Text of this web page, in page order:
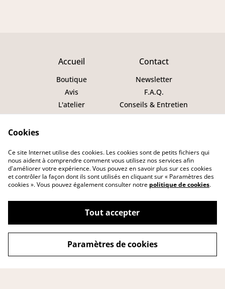
Accueil
Boutique
Avis
L'atelier
Engagements
Contact
Newsletter
F.A.Q.
Conseils & Entretien
Service Après Vente
confidentialité
Politique de cookies
Tous droits réservés
©2026DITHYRAMBIK
Cookies
Ce site Internet utilise des cookies. Les cookies sont de petits fichiers qui
nous aident à comprendre comment vous utilisez nos services afin
d'améliorer votre expérience. Vous pouvez en savoir plus sur ces cookies
et contrôler la façon dont ils sont utilisés en cliquant sur « Paramètres des
cookies ». Vous pouvez également consulter notre politique de cookies.
Tout accepter
Paramètres de cookies